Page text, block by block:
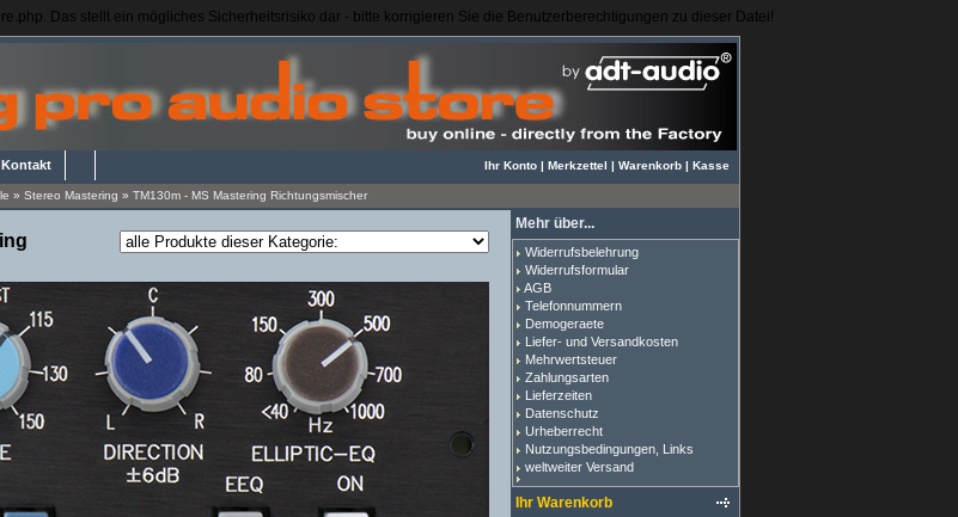
Das stellt ein mögliches Sicherheitsrisiko dar - bitte korrigieren Sie die Benutzerberechtigungen zu dieser Datei!
Kontakt Ihr Konto | Merkzettel | Warenkorb | Kasse
» Stereo Mastering » TM130m - MS Mastering Richtungsmischer
Mehr über...
Widerrufsbelehrung
Widerrufsformular
AGB
Telefonnummern
Demogeraete
Liefer- und Versandkosten
Mehrwertsteuer
Zahlungsarten
Lieferzeiten
Datenschutz
Urheberrecht
Nutzungsbedingungen, Links
weltweiter Versand
Ihr Warenkorb